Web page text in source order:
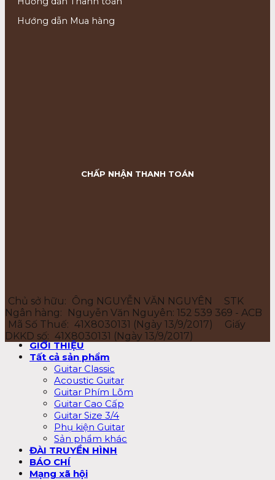
Hướng dẫn Mua hàng
CHẤP NHẬN THANH TOÁN
Chủ sở hữu: Ông NGUYỄN VĂN NGUYÊN
STK
Ngân hàng:
Nguyễn Văn Nguyên: 152 539 369 - ACB
Mã Số Thuế: 41X8030131 (Ngày 13/9/2017)
Giấy
DKKD số: 41X8030131 (Ngày 13/9/2017)
GIỚI THIỆU
Tất cả sản phẩm
Guitar Classic
Acoustic Guitar
Guitar Phím Lõm
Guitar Cao Cấp
Guitar Size 3/4
Phụ kiện Guitar
Sản phẩm khác
ĐÀI TRUYỀN HÌNH
BÁO CHÍ
Mạng xã hội